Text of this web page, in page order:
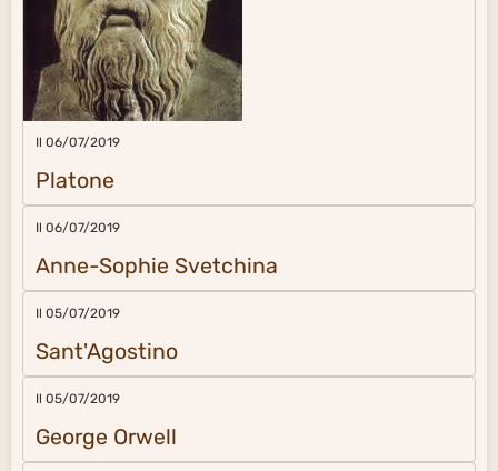
Il 06/07/2019
Platone
Il 06/07/2019
Anne-Sophie Svetchina
Il 05/07/2019
Sant'Agostino
Il 05/07/2019
George Orwell